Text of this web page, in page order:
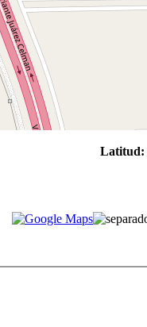
Latitud: